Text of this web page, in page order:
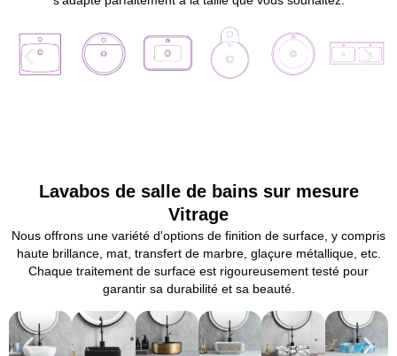
Lavabos de salle de bains sur mesure
Vitrage
Nous offrons une variété d'options de finition de surface, y compris
haute brillance, mat, transfert de marbre, glaçure métallique, etc.
Chaque traitement de surface est rigoureusement testé pour
garantir sa durabilité et sa beauté.